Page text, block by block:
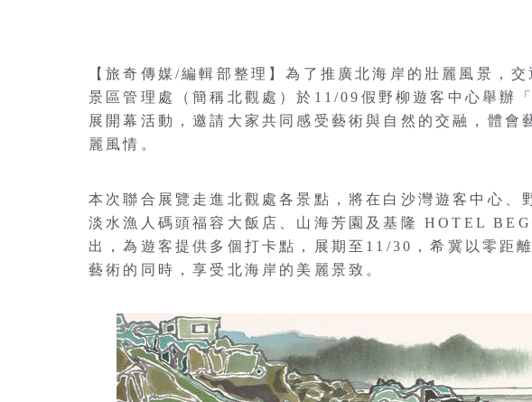
【旅奇傳媒/編輯部整理】為了推廣北海岸的壯麗風景，
景區管理處（簡稱北觀處）於11/09假野柳遊客中心舉辦
展開幕活動，邀請大家共同感受藝術與自然的交融，體會
麗風情。
本次聯合展覽走進北觀處各景點，將在白沙灣遊客中心、
淡水漁人碼頭福容大飯店、山海芳園及基隆 HOTEL
出，為遊客提供多個打卡點，展期至11/30，希冀以零距
藝術的同時，享受北海岸的美麗景致。